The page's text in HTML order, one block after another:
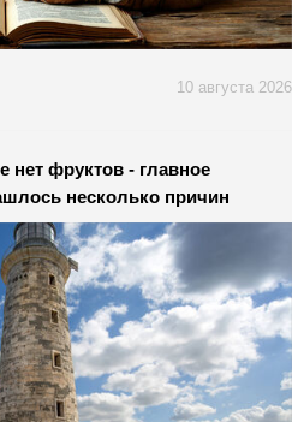
10 августа 2026
нет фруктов - главное
несколько причин